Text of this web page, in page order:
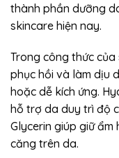
thành phần dưỡng
skincare hiện nay.
Trong công thức
phục hồi và làm dịu
hoặc dễ kích ứng.
hỗ trợ da duy trì độ
Glycerin giúp giữ ẩm
căng trên da.